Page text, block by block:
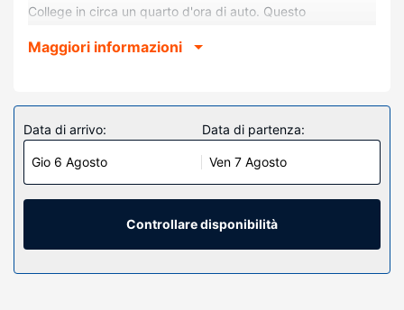
College in circa un quarto d'ora di auto. Questo
e 0,6 km da Camas Prairie Winery.
Le camere di questo complesso di appartamenti sono
dotate di TV a schermo piatto. In camera potrai usufruire
di il Wi-Fi gratuito. A tua disposizione avrai anche una
lavatrice/asciugatrice e un monitor per computer.
Il un parcheggio gratuito è disponibile in loco.
Maggiori informazioni
Data di arrivo:
Gio 6 Agosto
Data di partenza:
Ven 7 Agosto
Controllare disponibilità